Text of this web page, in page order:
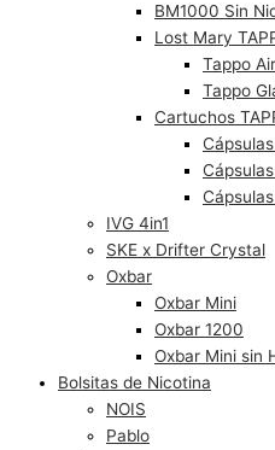
BM1000 Sin
Lost Mary
Tappo Air
Tappo
Cartuchos
Cápsulas
IVG 4in1
SKE x Drifter Crystal
Oxbar
Oxbar Mini
Oxbar 1200
Oxbar Mini sin
Bolsitas de Nicotina
NOIS
Pablo